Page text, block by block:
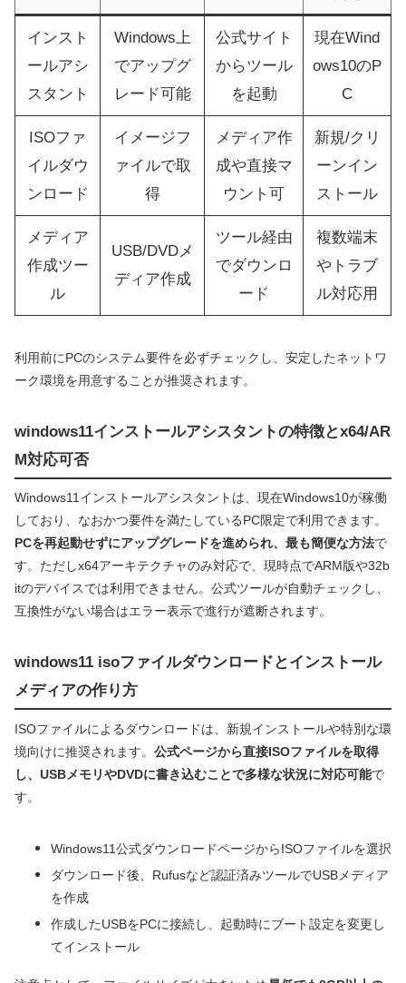
インスト
ールアシ
スタント
Windows上
でアップグ
レード可能
公式サイト
からツール
を起動
現在Wind
ows10のP
C
ISOファ
イルダウ
ンロード
イメージフ
ァイルで取
得
メディア作
成や直接マ
ウント可
新規/クリ
ーンイン
ストール
メディア
作成ツー
ル
USB/DVDメ
ディア作成
ツール経由
でダウンロ
ード
複数端末
やトラブ
ル対応用
利用前にPCのシステム要件を必ずチェックし、安定したネットワ
ーク環境を用意することが推奨されます。
windows11インストールアシスタントの特徴とx64/AR
M対応可否
Windows11インストールアシスタントは、現在Windows10が稼働
しており、なおかつ要件を満たしているPC限定で利用できます。
PCを再起動せずにアップグレードを進められ、最も簡便な方法で
す。ただしx64アーキテクチャのみ対応で、現時点でARM版や32b
itのデバイスでは利用できません。公式ツールが自動チェックし、
互換性がない場合はエラー表示で進行が遮断されます。
windows11 isoファイルダウンロードとインストール
メディアの作り方
ISOファイルによるダウンロードは、新規インストールや特別な環
境向けに推奨されます。 公式ページから直接ISOファイルを取得
し、USBメモリやDVDに書き込むことで多様な状況に対応可能で
す。
Windows11公式ダウンロードページからISOファイルを選択
ダウンロード後、Rufusなど認証済みツールでUSBメディア
を作成
作成したUSBをPCに接続し、起動時にブート設定を変更し
てインストール